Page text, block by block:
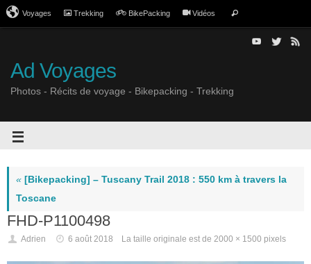
Voyages Trekking BikePacking Vidéos
Ad Voyages
Photos - Récits de voyage - Bikepacking - Trekking
« [Bikepacking] – Tuscany Trail 2018 : 550 km à travers la
Toscane
FHD-P1100498
Adrien 6 août 2018 La taille originale est de2000 × 1500 pixels